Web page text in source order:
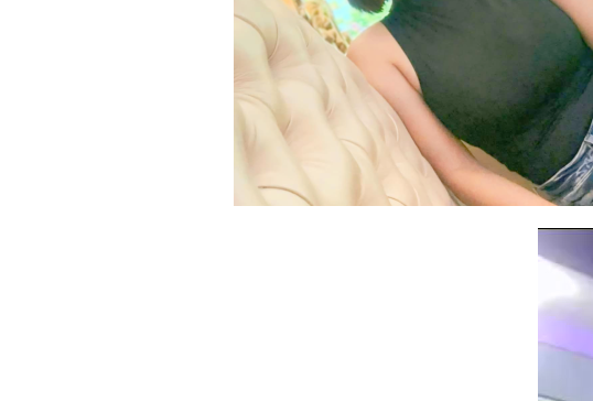
Video
Player